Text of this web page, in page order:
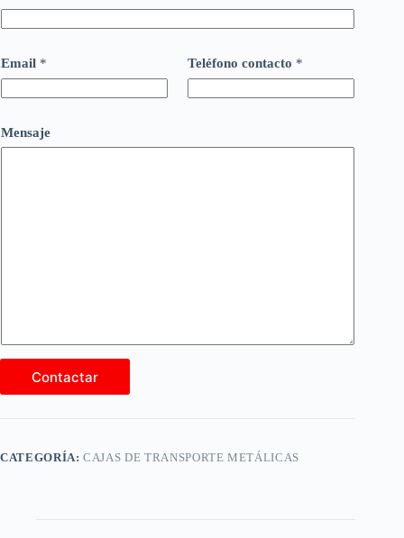
Email * Teléfono contacto *
Mensaje
Contactar
CATEGORÍA:CAJAS DE TRANSPORTE METÁLICAS